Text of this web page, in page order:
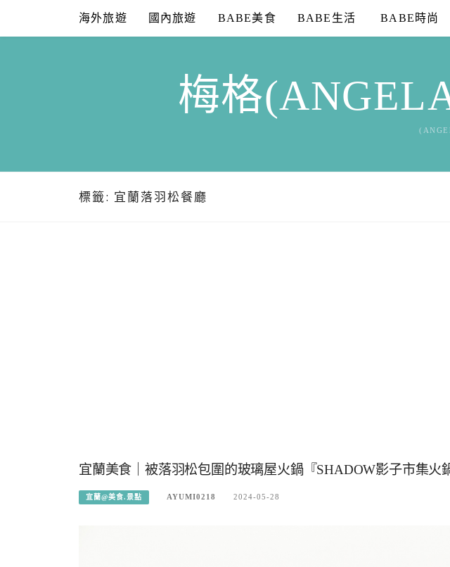
content
海外旅遊 國內旅遊 BABE美食 BABE生活 BABE時尚
梅格
標籤: 宜蘭落羽松餐廳
宜蘭美食｜被落羽松包圍的玻璃屋火鍋『SHADOW影子市集火
宜蘭@美食.景點 AYUMI0218 2024-05-28